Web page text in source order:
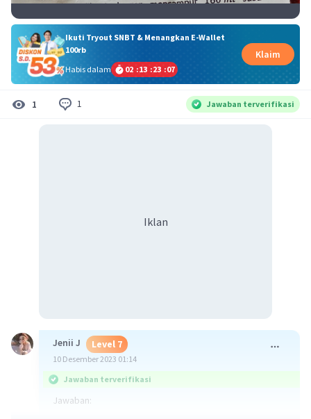
Ikuti Tryout SNBT & Menangkan E-Wallet
100rb
Habis dalam
02 :13 :23 :07
Klaim
1 1 Jawaban terverifikasi
Iklan
Jenii J Level 7
10 Desember 2023 01:14
Jawaban terverifikasi
Jawaban: